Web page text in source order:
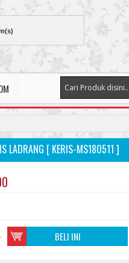
LADRANG [ KERIS-MS180511 ]
BELI INI